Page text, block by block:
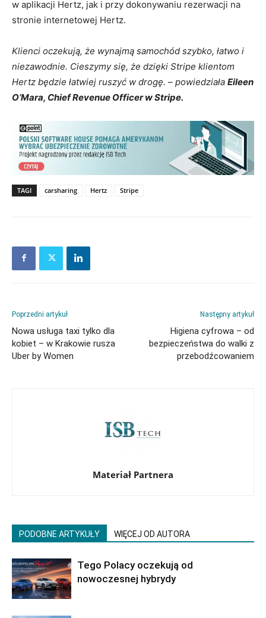
w aplikacji Hertz, jak i przy dokonywaniu rezerwacji na
stronie internetowej Hertz.
Klienci oczekują, że wynajmą samochód szybko, łatwo i
niezawodnie. Cieszymy się, że dzięki Stripe klientom
Hertz będzie łatwiej ruszyć w drogę. – powiedziała Eileen
O’Mara, Chief Revenue Officer w Stripe.
TAGI carsharing Hertz Stripe
Poprzedni artykuł
Nowa usługa taxi tylko dla
kobiet – w Krakowie rusza
Uber by Women
Następny artykuł
Higiena cyfrowa – od
bezpieczeństwa do walki z
przebodźcowaniem
Materiał Partnera
PODOBNE ARTYKUŁY WIĘCEJ OD AUTORA
Tego Polacy oczekują od
nowoczesnej hybrydy